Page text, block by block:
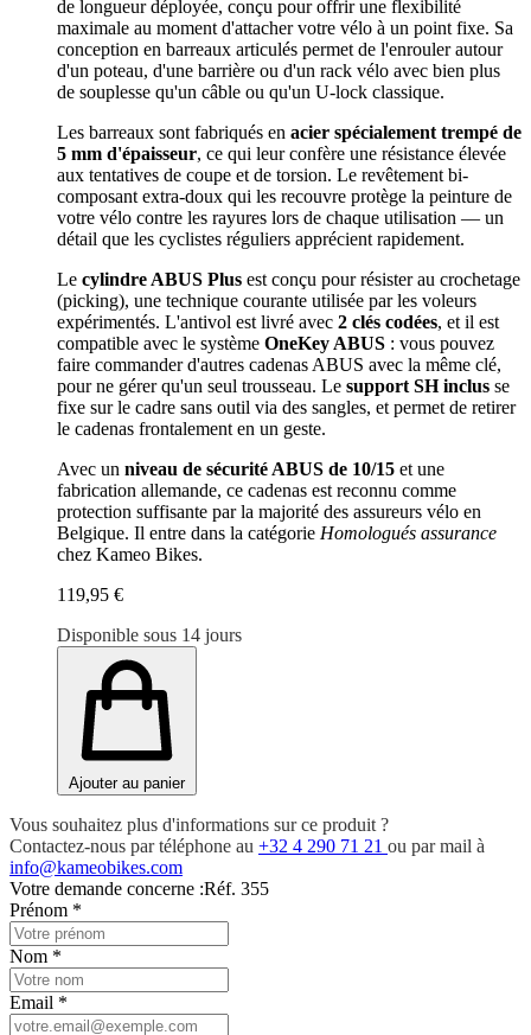
de longueur déployée, conçu pour offrir une flexibilité
maximale au moment d'attacher votre vélo à un point fixe. Sa
conception en barreaux articulés permet de l'enrouler autour
d'un poteau, d'une barrière ou d'un rack vélo avec bien plus
de souplesse qu'un câble ou qu'un U-lock classique.
Les barreaux sont fabriqués en acier spécialement trempé de
5 mm d'épaisseur, ce qui leur confère une résistance élevée
aux tentatives de coupe et de torsion. Le revêtement bi-
composant extra-doux qui les recouvre protège la peinture de
votre vélo contre les rayures lors de chaque utilisation — un
détail que les cyclistes réguliers apprécient rapidement.
Le cylindre ABUS Plus est conçu pour résister au crochetage
(picking), une technique courante utilisée par les voleurs
expérimentés. L'antivol est livré avec 2 clés codées, et il est
compatible avec le système OneKey ABUS : vous pouvez
faire commander d'autres cadenas ABUS avec la même clé,
pour ne gérer qu'un seul trousseau. Le support SH inclus se
fixe sur le cadre sans outil via des sangles, et permet de retirer
le cadenas frontalement en un geste.
Avec un niveau de sécurité ABUS de 10/15 et une
fabrication allemande, ce cadenas est reconnu comme
protection suffisante par la majorité des assureurs vélo en
Belgique. Il entre dans la catégorie Homologués assurance
chez Kameo Bikes.
119,95 €
Disponible sous 14 jours
Ajouter au panier
Vous souhaitez plus d'informations sur ce produit ?
Contactez-nous par téléphone au +32 4 290 71 21 ou par mail à
info@kameobikes.com
Votre demande concerne :Réf. 355
Prénom *
Nom *
Email *